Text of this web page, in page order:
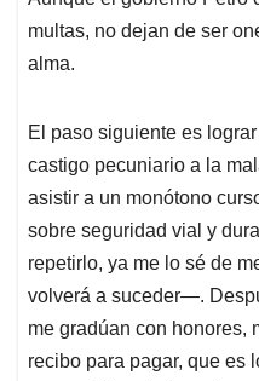
multas, no dejan de ser
alma.
El paso siguiente es
castigo pecuniario a la
asistir a un monótono
sobre seguridad vial y
repetirlo, ya me lo sé de
volverá a suceder—.
me gradúan con honores,
recibo para pagar, que es